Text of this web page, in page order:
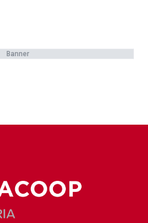
Banner